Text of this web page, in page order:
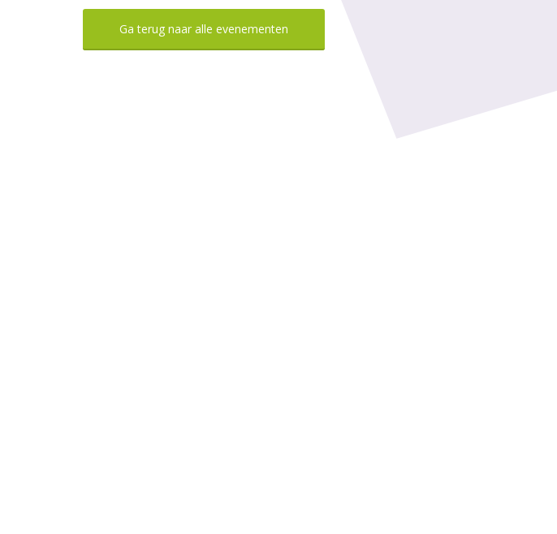
Ga terug naar alle evenementen